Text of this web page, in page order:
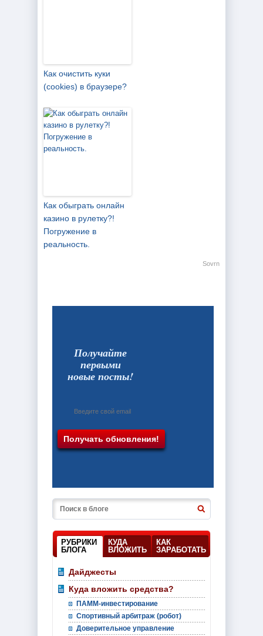
Как очистить куки
(cookies) в браузере?
Как обыграть онлайн
казино в рулетку?!
Погружение в
реальность.
Sovrn
Получайте
первыми
новые посты!
РУБРИКИ
БЛОГА
КУДА
ВЛОЖИТЬ
КАК
ЗАРАБОТАТЬ
Дайджесты
Куда вложить средства?
ПАММ-инвестирование
Спортивный арбитраж (робот)
Доверительное управление